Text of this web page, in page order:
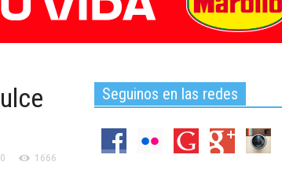
0 1666
Seguinos en las redes